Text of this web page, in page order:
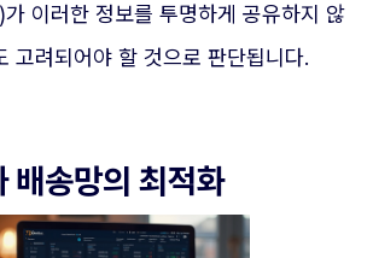
이러한 정보를 투명하게 공유하지 않
고려되어야 할 것으로 판단됩니다.
배송망의 최적화